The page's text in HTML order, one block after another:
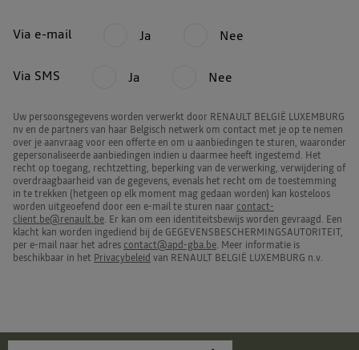
Via e-mail Ja Nee
Via SMS Ja Nee
Uw persoonsgegevens worden verwerkt door RENAULT BELGIË LUXEMBURG
nv en de partners van haar Belgisch netwerk om contact met je op te nemen
over je aanvraag voor een offerte en om u aanbiedingen te sturen, waaronder
gepersonaliseerde aanbiedingen indien u daarmee heeft ingestemd. Het
recht op toegang, rechtzetting, beperking van de verwerking, verwijdering of
overdraagbaarheid van de gegevens, evenals het recht om de toestemming
in te trekken (hetgeen op elk moment mag gedaan worden) kan kosteloos
worden uitgeoefend door een e-mail te sturen naar contact-
client.be@renault.be. Er kan om een identiteitsbewijs worden gevraagd. Een
klacht kan worden ingediend bij de GEGEVENSBESCHERMINGSAUTORITEIT,
per e-mail naar het adres contact@apd-gba.be. Meer informatie is
beschikbaar in het Privacybeleid van RENAULT BELGIË LUXEMBURG n.v.